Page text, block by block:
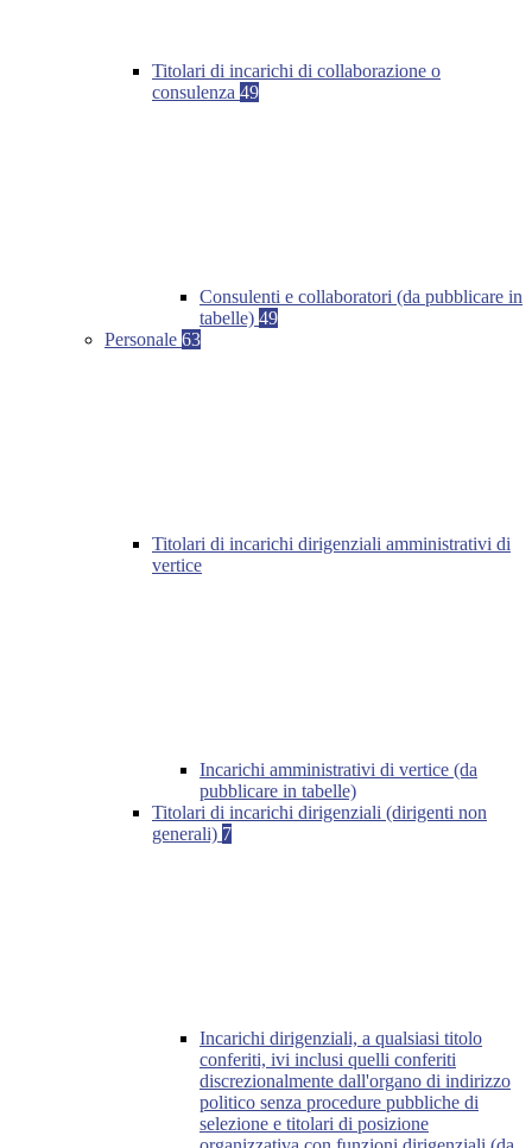
Titolari di incarichi di collaborazione o
consulenza 49
Consulenti e collaboratori (da pubblicare in
tabelle) 49
Personale 63
Titolari di incarichi dirigenziali amministrativi di
vertice
Incarichi amministrativi di vertice (da
pubblicare in tabelle)
Titolari di incarichi dirigenziali (dirigenti non
generali) 7
Incarichi dirigenziali, a qualsiasi titolo
conferiti, ivi inclusi quelli conferiti
discrezionalmente dall'organo di indirizzo
politico senza procedure pubbliche di
selezione e titolari di posizione